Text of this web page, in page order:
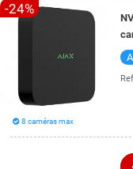
-24%
8 caméras max